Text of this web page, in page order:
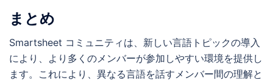
まとめ
Smartsheet コミュニティは、新しい言語トピックの導入
により、より多くのメンバーが参加しやすい環境を提供し
ます。これにより、異なる言語を話すメンバー間の理解と